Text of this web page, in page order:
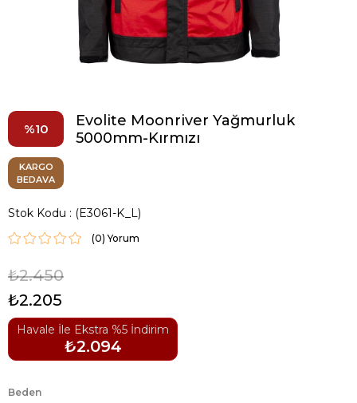
10
Evolite Moonriver Yağmurluk
5000mm-Kırmızı
KARGO
BEDAVA
Stok Kodu (E3061-K_L)
(0)
₺2.450
₺2.205
Havale İle Ekstra %5 İndirim
₺2.094
Beden